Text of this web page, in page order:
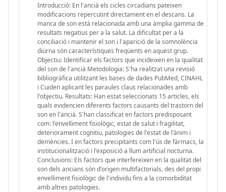
Introducció: En l'ancià els cicles circadians pateixen
modificacions repercutint directament en el descans. La
manca de son està relacionada amb una àmplia gamma de
resultats negatius per a la salut. La dificultat per a la
conciliació i mantenir el son i l'aparició de la somnolència
diürna són característiques freqüents en aquest grup.
Objectiu: Identificar els factors que incideixen en la qualitat
del son de l'ancià Metodologia: S'ha realitzat una revisió
bibliogràfica utilitzant les bases de dades PubMed, CINAHL
i Cuiden aplicant les paraules claus relacionades amb
l'objectiu. Resultats: Han estat seleccionats 15 articles, els
quals evidencien diferents factors causants del trastorn del
son en l'ancià. S'han classificat en factors predisposant
com: l'envelliment fisiològic, estat de salut i fragilitat,
deteriorament cognitiu, patologies de l'estat de l'ànim i
demències. I en factors precipitants com l'ús de fàrmacs, la
institucionalització i l'exposició a llum artificial nocturna.
Conclusions: Els factors que interfereixen en la qualitat del
son dels ancians són d'origen multifactorials, des del propi
envelliment fisiològic de l'individu fins a la comorbiditat
amb altres patologies.